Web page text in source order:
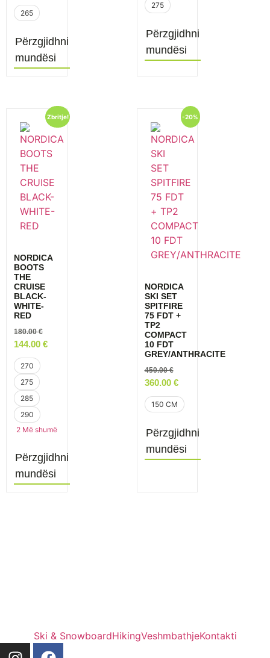
265
Përzgjidhni
mundësi
275
Përzgjidhni
mundësi
Zbritje!
NORDICA
BOOTS
THE
CRUISE
BLACK-
WHITE-
RED
180.00€
144.00 €
270
275
285
290
2 Më shumë
Përzgjidhni
mundësi
-20%
NORDICA
SKI SET
SPITFIRE
75 FDT +
TP2
COMPACT
10 FDT
GREY/ANTHRACITE
450.00€
360.00 €
150 CM
Përzgjidhni
mundësi
Ski & SnowboardHikingVeshmbathjeKontakti